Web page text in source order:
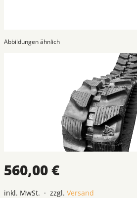
Abbildungen ähnlich
560,00 €
inkl. MwSt. · zzgl. Versand